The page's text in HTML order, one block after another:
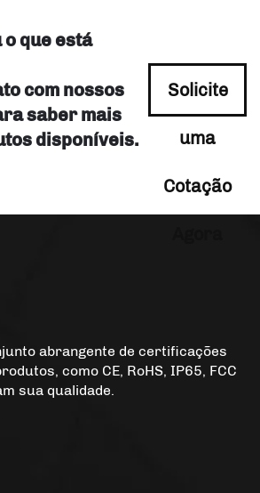
que está
com nossos
saber mais
disponíveis.
Solicite
uma
Cotação
abrangente de certificações
como CE, RoHS, IP65, FCC
sua qualidade.